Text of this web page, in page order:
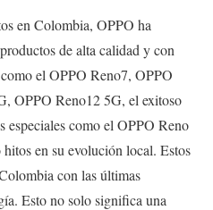
en Colombia, OPPO ha
de alta calidad y con
el OPPO Reno7, OPPO
OPPO Reno12 5G, el exitoso
como el OPPO Reno
en su evolución local. Estos
con las últimas
Esto no solo significa una